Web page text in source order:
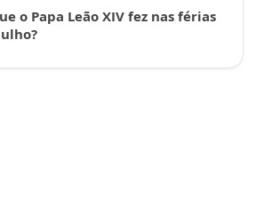
o Papa Leão XIV fez nas férias